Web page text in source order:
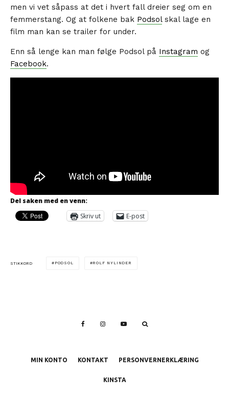
men vi vet såpass at det i hvert fall dreier seg om en
femmerstang. Og at folkene bak Podsolskal lage en
film man kan se trailer for under.
Enn så lenge kan man følge Podsol på Instagram og
Facebook.
Del saken med en venn:
Skriv ut
E-post
STIKKORD PODSOL ROLF NYLINDER
MIN KONTO KONTAKT PERSONVERNERKLÆRING
KINSTA